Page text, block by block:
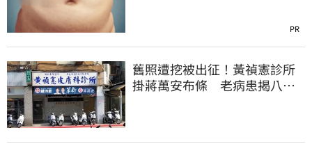
PR
舊照遭挖被出征！黃禎憲診所
掛蔣萬安布條 老病患揭八仙